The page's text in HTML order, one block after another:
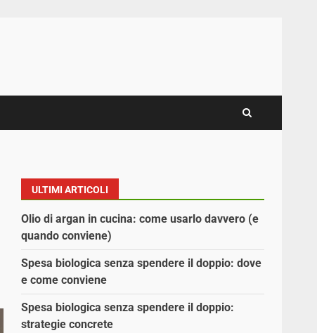
ULTIMI ARTICOLI
Olio di argan in cucina: come usarlo davvero (e
quando conviene)
Spesa biologica senza spendere il doppio: dove
e come conviene
Spesa biologica senza spendere il doppio:
strategie concrete